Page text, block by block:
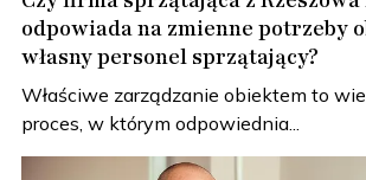
odpowiada na zmienne potrzeby
własny personel sprzątający?
Właściwe zarządzanie obiektem to
proces, w którym odpowiednia...